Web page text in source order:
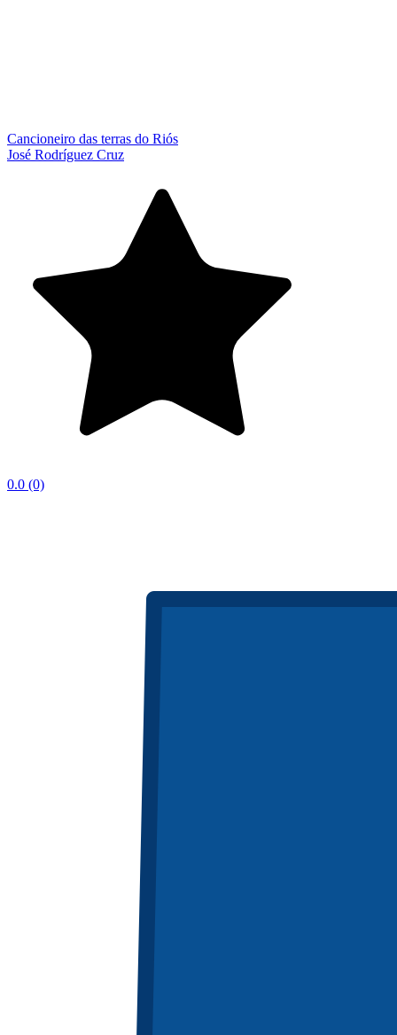
Cancioneiro das terras do Riós
José Rodríguez Cruz
0.0 (0)